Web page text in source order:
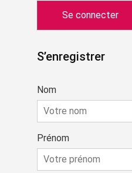
S’enregistrer
Nom
Prénom